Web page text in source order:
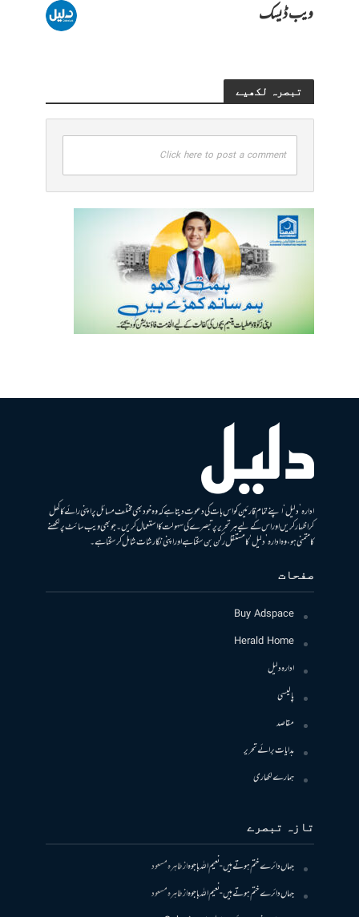
ویب ڈیسک
تبصرہ لکھیے
Click here to post a comment
ادارہ ’دلیل‘ اپنے تمام قارئین کو اس بات کی دعوت دیتا ہے کہ وہ خود بھی مختلف مسائل پر اپنی رائے کا کھل
کر اظہار کریں اور اس کے لیے ہر تحریر پر تبصرے کی سہولت کا استعمال کریں۔ جو بھی ویب سائٹ پر لکھنے
کا متمنی ہو، وہ ادارہ ’دلیل‘ کا مستقل رکن بن سکتا ہے اور اپنی نگارشات شامل کرسکتا ہے۔
صفحات
Buy Adspace
Herald Home
ادارہ دلیل
پالیسی
مقاصد
ہدایات برائے تحریر
ہمارے لکھاری
تازہ تبصرے
جہاں دائرے ختم ہوتے ہیں- نعیم اللہ باجوہازطاہرہ مسعود
جہاں دائرے ختم ہوتے ہیں- نعیم اللہ باجوہازطاہرہ مسعود